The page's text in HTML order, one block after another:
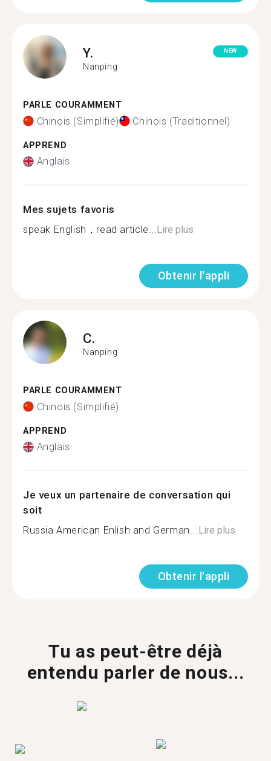
Y.
Nanping
NEW
PARLE COURAMMENT
Chinois (Simplifié) Chinois (Traditionnel)
APPREND
Anglais
Mes sujets favoris
speak English，read article...Lire plus
Obtenir l'appli
C.
Nanping
PARLE COURAMMENT
Chinois (Simplifié)
APPREND
Anglais
Je veux un partenaire de conversation qui
soit
Russia American Enlish and German...Lire plus
Obtenir l'appli
Tu as peut-être déjà
entendu parler de nous...